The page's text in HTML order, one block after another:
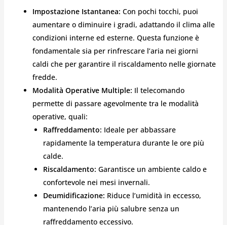
Impostazione Istantanea: Con pochi tocchi, puoi
aumentare o diminuire i gradi, adattando il clima alle
condizioni interne ed esterne. Questa funzione è
fondamentale sia per rinfrescare l’aria nei giorni
caldi che per garantire il riscaldamento nelle giornate
fredde.
Modalità Operative Multiple: Il telecomando
permette di passare agevolmente tra le modalità
operative, quali:
Raffreddamento: Ideale per abbassare
rapidamente la temperatura durante le ore più
calde.
Riscaldamento: Garantisce un ambiente caldo e
confortevole nei mesi invernali.
Deumidificazione: Riduce l’umidità in eccesso,
mantenendo l’aria più salubre senza un
raffreddamento eccessivo.